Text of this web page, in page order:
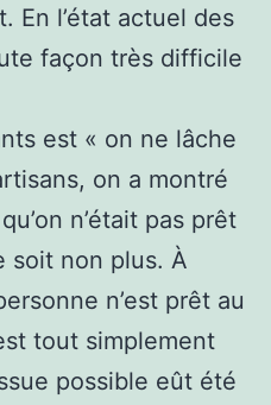
En l’état actuel des
façon très difficile
est « on ne lâche
on a montré
n’était pas prêt
soit non plus. À
n’est prêt au
tout simplement
possible eût été